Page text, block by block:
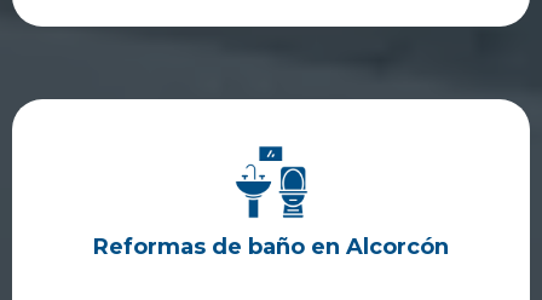
Reformas de baño en Alcorcón